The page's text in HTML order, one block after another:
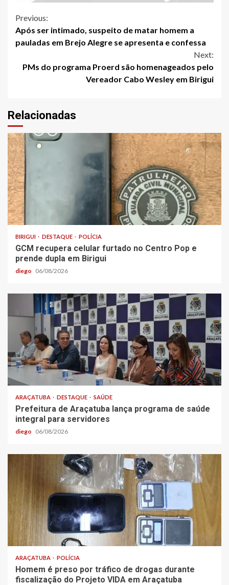
Continue
Reading
Previous:
Após ser intimado, suspeito de matar homem a
pauladas em Brejo Alegre se apresenta e confessa
Next:
PMs do programa Proerd são homenageados pelo
Vereador Cabo Wesley em Birigui
Relacionadas
BIRIGUI DESTAQUE POLÍCIA
GCM recupera celular furtado no Centro Pop e
prende dupla em Birigui
diego 06/08/2026
ARAÇATUBA DESTAQUE SAÚDE
Prefeitura de Araçatuba lança programa de saúde
integral para servidores
diego 06/08/2026
ARAÇATUBA POLÍCIA
Homem é preso por tráfico de drogas durante
fiscalização do Projeto VIDA em Araçatuba